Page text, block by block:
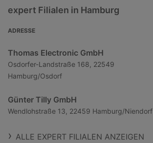
expert Filialen in Hamburg
ADRESSE
Thomas Electronic GmbH
Osdorfer-Landstraße 168, 22549
Hamburg/Osdorf
Günter Tilly GmbH
Wendlohstraße 13, 22459 Hamburg/Niendorf
ALLE EXPERT FILIALEN ANZEIGEN